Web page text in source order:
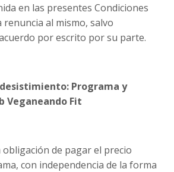
en las presentes Condiciones
al mismo, salvo
por escrito por su parte.
Programa y
Veganeando Fit
de pagar el precio
con independencia de la forma